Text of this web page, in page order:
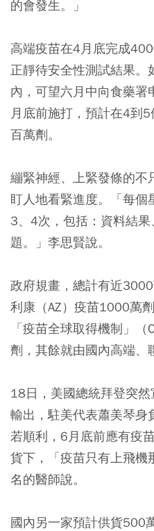
的會發生。」
高端疫苗在4月底完成
正靜待安全性測試結果。
內，可望六月中向食藥署
月底前施打，預計在4到
百萬劑。
繃緊神經、上緊發條的不
盯人地看緊進度。「每
3、4次，包括：資料結
題。」李思賢說。
政府規畫，總計有近
利康（AZ）疫苗1000萬
「疫苗全球取得機制」
劑，其餘就由國內高端、
18日，美國總統拜登突
輸出，駐美代表蕭美琴身
若順利，6月底前應有疫
貨下，「疫苗只有上飛機
名的醫師說。
國內另一家預計供貨500